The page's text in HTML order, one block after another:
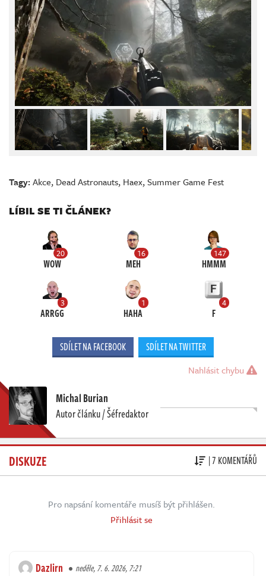
Tagy:Akce, Dead Astronauts, Haex,Summer Game Fest
LÍBIL SE TI ČLÁNEK?
20
WOW
16
MEH
147
HMMM
3
ARRGG
1
HAHA
4
F
SDÍLET NA FACEBOOK SDÍLET NA TWITTER
Nahlásit chybu
Michal Burian
Autor článku / Šéfredaktor
DISKUZE | 7 KOMENTÁŘŮ
Pro napsání komentáře musíš být přihlášen.
Přihlásit se
Dazlirn neděle, 7. 6. 2026, 7:21